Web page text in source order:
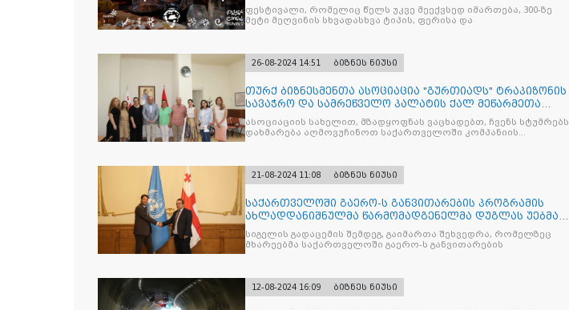
ფესტივალი, რომელიც წელს უკვე მეექვსედ იმართება, 300-ზე
მეტი მეღვინის სხვადასხვა ტიპის, ფერისა და
26-08-2024 14:51 ბიზნეს ნიუსი
თურქ ბიზნესმენთა ასოციაცია "გურთიადს" ტრაპიზონის
სავაჭრო და სამრეწველო პალატის ქალ მეწარმეთა
საბჭოს წარმომადგენლები ესტუმრნენ
ასოციაციის სახელით, მზადყოფნას ვაცხადებთ, ჩვენს სტუმრებს
დახმარება აღმოვუჩინოთ საქართველოში კომპანიის
21-08-2024 11:08 ბიზნეს ნიუსი
საქართველოში გაერო-ს განვითარების პროგრამის
ახლადდანიშნულმა წარმომადგენელმა დუგლას უებმა
ლაშა დარსალიას რწმუნებათა წერილი გადასცა
სიგელის გადაცემის შემდეგ, გაიმართა შეხვედრა, რომელზეც
მხარეებმა საქართველოში გაერო-ს განვითარების
12-08-2024 16:09 ბიზნეს ნიუსი